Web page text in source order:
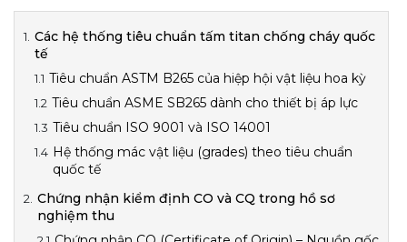
Các hệ thống tiêu chuẩn tấm titan chống cháy quốc
tế
Tiêu chuẩn ASTM B265 của hiệp hội vật liệu hoa kỳ
Tiêu chuẩn ASME SB265 dành cho thiết bị áp lực
Tiêu chuẩn ISO 9001 và ISO 14001
Hệ thống mác vật liệu (grades) theo tiêu chuẩn
quốc tế
Chứng nhận kiểm định CO và CQ trong hồ sơ
nghiệm thu